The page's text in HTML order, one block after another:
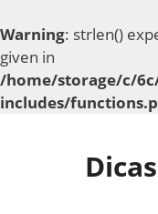
Warning: strlen()
given in
/home/storage/c/
includes/